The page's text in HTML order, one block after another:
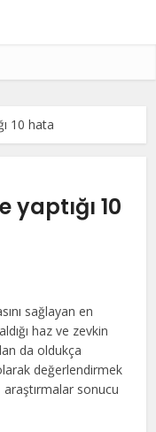
10 hata
yaptığı 10
sağlayan en
haz ve zevkin
da oldukça
değerlendirmek
sonucu